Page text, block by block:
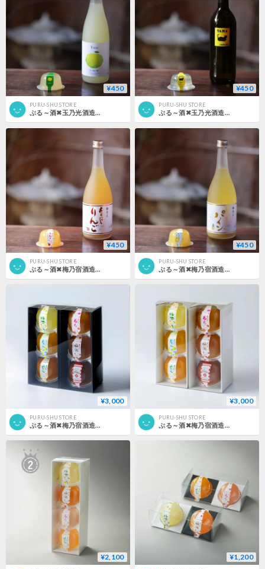
¥450
PURU-SHU STORE
ぷる～酒✖玉乃光酒造 京の柚子酒
¥450
PURU-SHU STORE
ぷる～酒✖玉乃光酒造 日本酒 TAMA
¥450
PURU-SHU STORE
ぷる～酒✖梅乃宿酒造 あらごしリンゴ
¥450
PURU-SHU STORE
ぷる～酒✖梅乃宿酒造 あらごしパイン
¥3,000
PURU-SHU STORE
ぷる～酒✖梅乃宿酒造 6個セット （黒色）
¥3,000
PURU-SHU STORE
ぷる～酒✖梅乃宿酒造 6個セット （白色）
¥2,100 ¥1,200